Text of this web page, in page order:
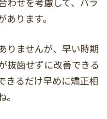
ります。
りませんが、早い時期
抜歯せずに改善できる
きるだけ早めに矯正相